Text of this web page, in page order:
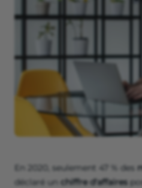
En 2020, seulement 47 % des
déclaré un chiffre d'affaires